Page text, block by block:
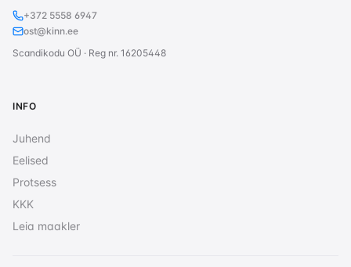
+372 5558 6947
ost@kinn.ee
Scandikodu OÜ · Reg nr. 16205448
INFO
Juhend
Eelised
Protsess
KKK
Leia maakler